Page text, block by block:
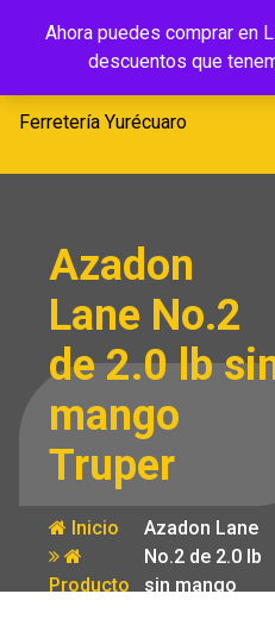
Ahora puedes comprar en
descuentos que
Ferretería
Yurécuaro
Ferretería Yurécuaro
Azadon
Lane No.2
de 2.0 lb
mango
Truper
Inicio
Producto
Azadon Lane
No.2 de 2.0 lb
sin mango